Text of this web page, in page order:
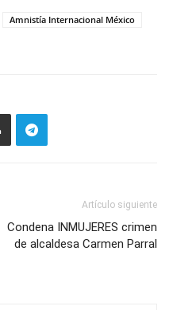
Amnistía Internacional México
Artículo siguiente
Condena INMUJERES crimen
de alcaldesa Carmen Parral